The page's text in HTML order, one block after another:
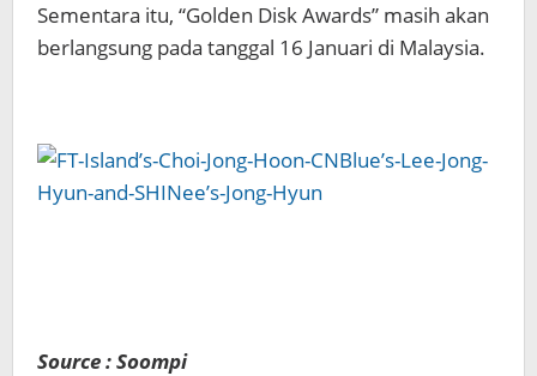
Sementara itu, “Golden Disk Awards” masih akan
berlangsung pada tanggal 16 Januari di Malaysia.
Source : Soompi